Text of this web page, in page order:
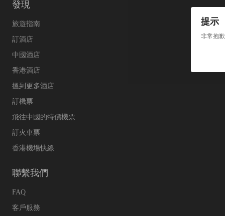
提示
非常抱
發現
旅遊指南
訂酒店
中國酒店
香港酒店
搵到更多酒店
訂機票
飛往中國的特價機票
訂火車票
香港機場快線
聯繫我們
FAQ
客戶服務